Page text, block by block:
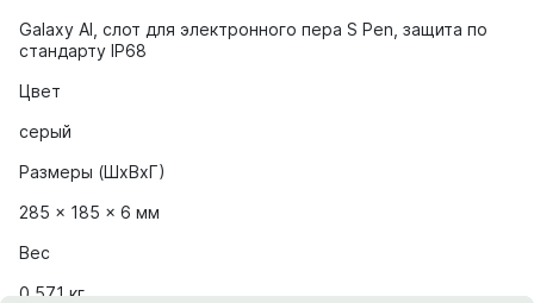
Galaxy AI, слот для электронного пера S Pen, защита по
стандарту IP68
Цвет
серый
Размеры (ШхВхГ)
285 x 185 x 6 мм
Вес
0.571 кг